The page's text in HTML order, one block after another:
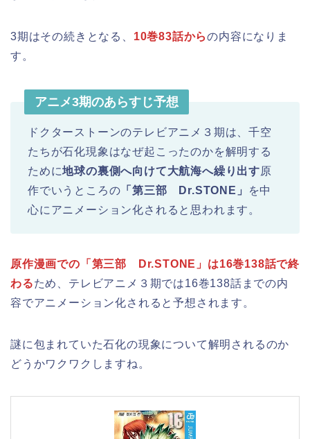
3期はその続きとなる、 10巻83話からの内容になりま
す。
アニメ3期のあらすじ予想
ドクターストーンのテレビアニメ３期は、千空
たちが石化現象はなぜ起こったのかを解明する
ために地球の裏側へ向けて大航海へ繰り出す原
作でいうところの 「第三部 Dr.STONE」
を中
心にアニメーション化されると思われます。
原作漫画での「第三部 Dr.STONE」は16巻138話で終
わるため、テレビアニメ３期では16巻138話までの内
容でアニメーション化されると予想されます。
謎に包まれていた石化の現象について解明されるのか
どうかワクワクしますね。